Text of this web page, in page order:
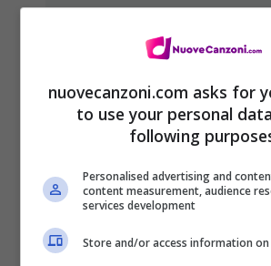
ufficiale e testo del
nuovecanzoni.com asks for
to use your personal
following
Personalised advertising and
content measurement, audience
services development
Store and/or access information on